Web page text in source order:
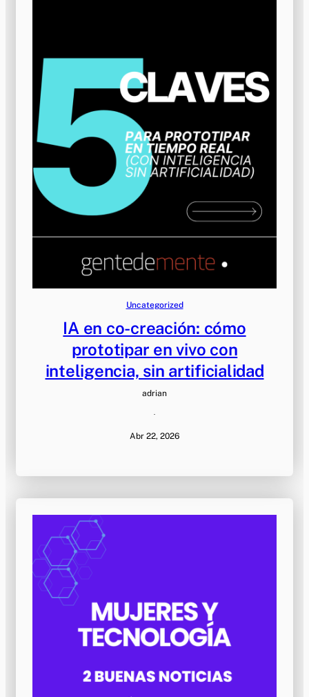
Uncategorized
IA en co-creación: cómo
prototipar en vivo con
inteligencia, sin artificialidad
adrian
·
Abr 22, 2026